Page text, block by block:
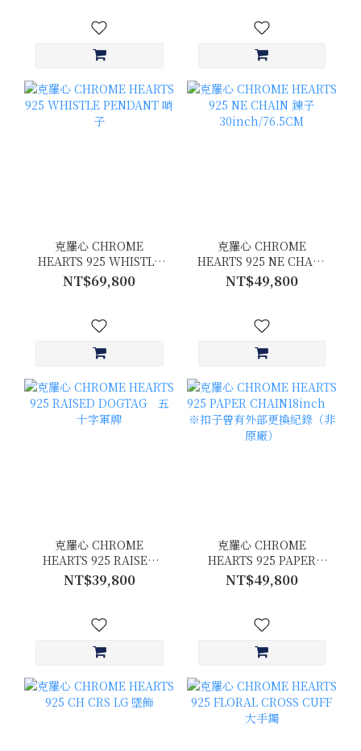
克羅心 CHROME
HEARTS 925 WHISTLE
PENDANT 哨子
NT$69,800
克羅心 CHROME
HEARTS 925 NE CHAIN
鍊子 30inch/76.5CM
NT$49,800
克羅心 CHROME
HEARTS 925 RAISED
DOGTAG 五十字軍牌
NT$39,800
克羅心 CHROME
HEARTS 925 PAPER
CHAIN18inch ※扣子曾
有外部更換紀錄（非原
NT$49,800